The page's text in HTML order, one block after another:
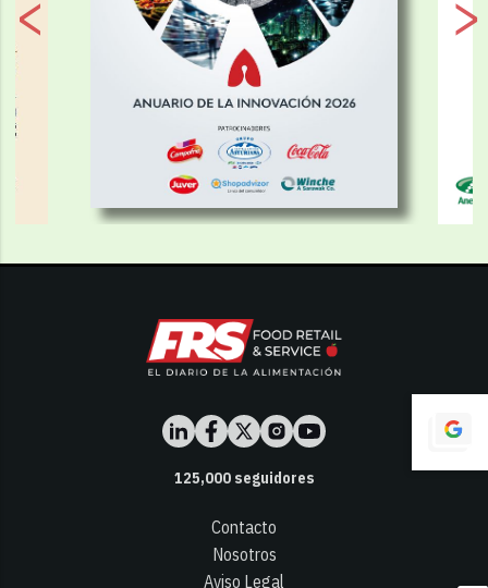
125,000seguidores
Contacto
Nosotros
Aviso Legal